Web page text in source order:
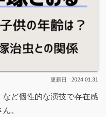
2024.01.31
など個性的な演技で存在感
。